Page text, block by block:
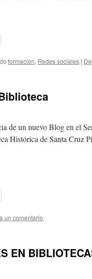
formación, Redes sociales |
de un nuevo Blog en el
Histórica de Santa Cruz
un comentario
EN